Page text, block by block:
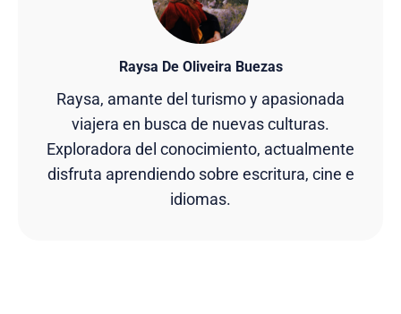
Raysa De Oliveira Buezas
Raysa, amante del turismo y apasionada
viajera en busca de nuevas culturas.
Exploradora del conocimiento, actualmente
disfruta aprendiendo sobre escritura, cine e
idiomas.